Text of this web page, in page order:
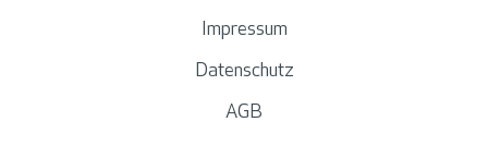
Impressum
Datenschutz
AGB